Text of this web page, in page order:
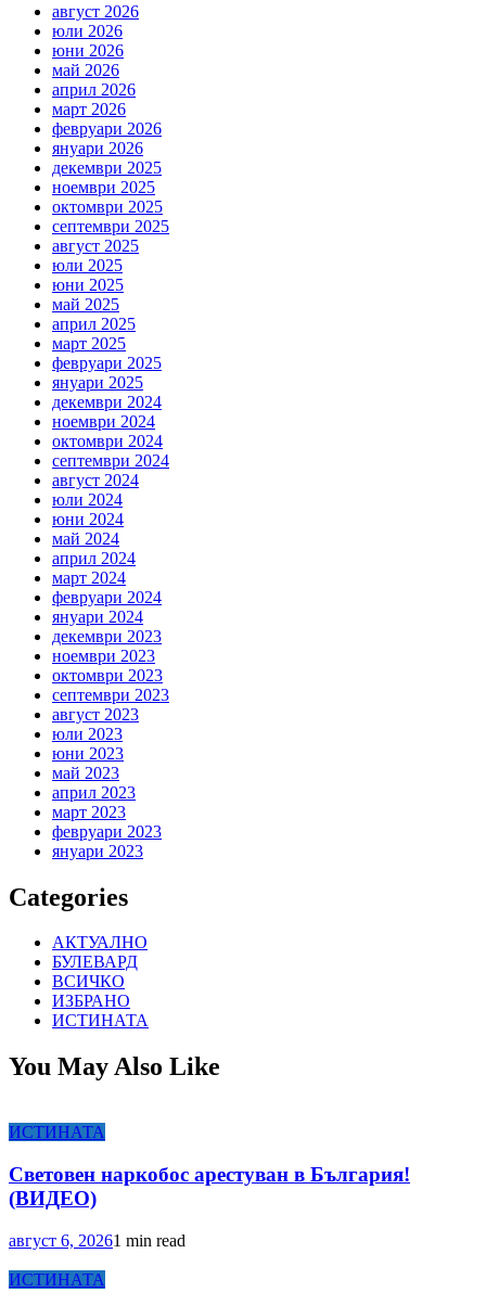
август 2026
юли 2026
юни 2026
май 2026
април 2026
март 2026
февруари 2026
януари 2026
декември 2025
ноември 2025
октомври 2025
септември 2025
август 2025
юли 2025
юни 2025
май 2025
април 2025
март 2025
февруари 2025
януари 2025
декември 2024
ноември 2024
октомври 2024
септември 2024
август 2024
юли 2024
юни 2024
май 2024
април 2024
март 2024
февруари 2024
януари 2024
декември 2023
ноември 2023
октомври 2023
септември 2023
август 2023
юли 2023
юни 2023
май 2023
април 2023
март 2023
февруари 2023
януари 2023
Categories
АКТУАЛНО
БУЛЕВАРД
ВСИЧКО
ИЗБРАНО
ИСТИНАТА
You May Also Like
ИСТИНАТА
Световен наркобос арестуван в България!
(ВИДЕО)
август 6, 20261 min read
ИСТИНАТА